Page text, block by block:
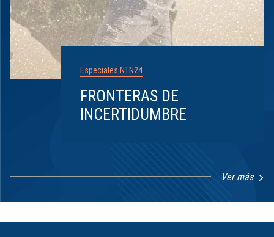
Especiales NTN24
FRONTERAS DE
INCERTIDUMBRE
Ver más
1
8